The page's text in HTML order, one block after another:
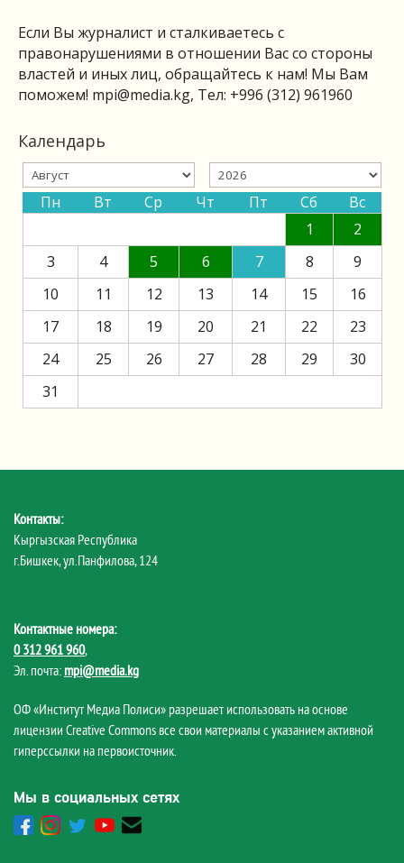
Если Вы журналист и сталкиваетесь с
правонарушениями в отношении Вас со стороны
властей и иных лиц, обращайтесь к нам! Мы Вам
поможем! mpi@media.kg, Тел: +996 (312) 961960
Календарь
Пн Вт Ср Чт Пт Сб
Вс
1
2
3
4 5 6 7 8
9
10
11 12 13 14 15
16
17
18 19 20 21 22
23
24
25 26 27 28 29
30
31
Контакты:
Кыргызская Республика
г.Бишкек, ул.Панфилова, 124
Контактные номера:
0 312 961 960,
Эл. почта: mpi@media.kg
ОФ «Институт Медиа Полиси» разрешает использовать на основе
лицензии Creative Commons все свои материалы с указанием активной
гиперссылки на первоисточник.
Мы в социальных сетях